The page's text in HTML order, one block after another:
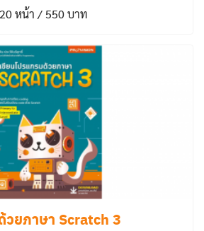
หน้า / 550 บาท
วยภาษา Scratch 3